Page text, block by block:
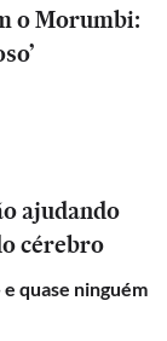
o Morumbi:
ajudando
cérebro
quase ninguém